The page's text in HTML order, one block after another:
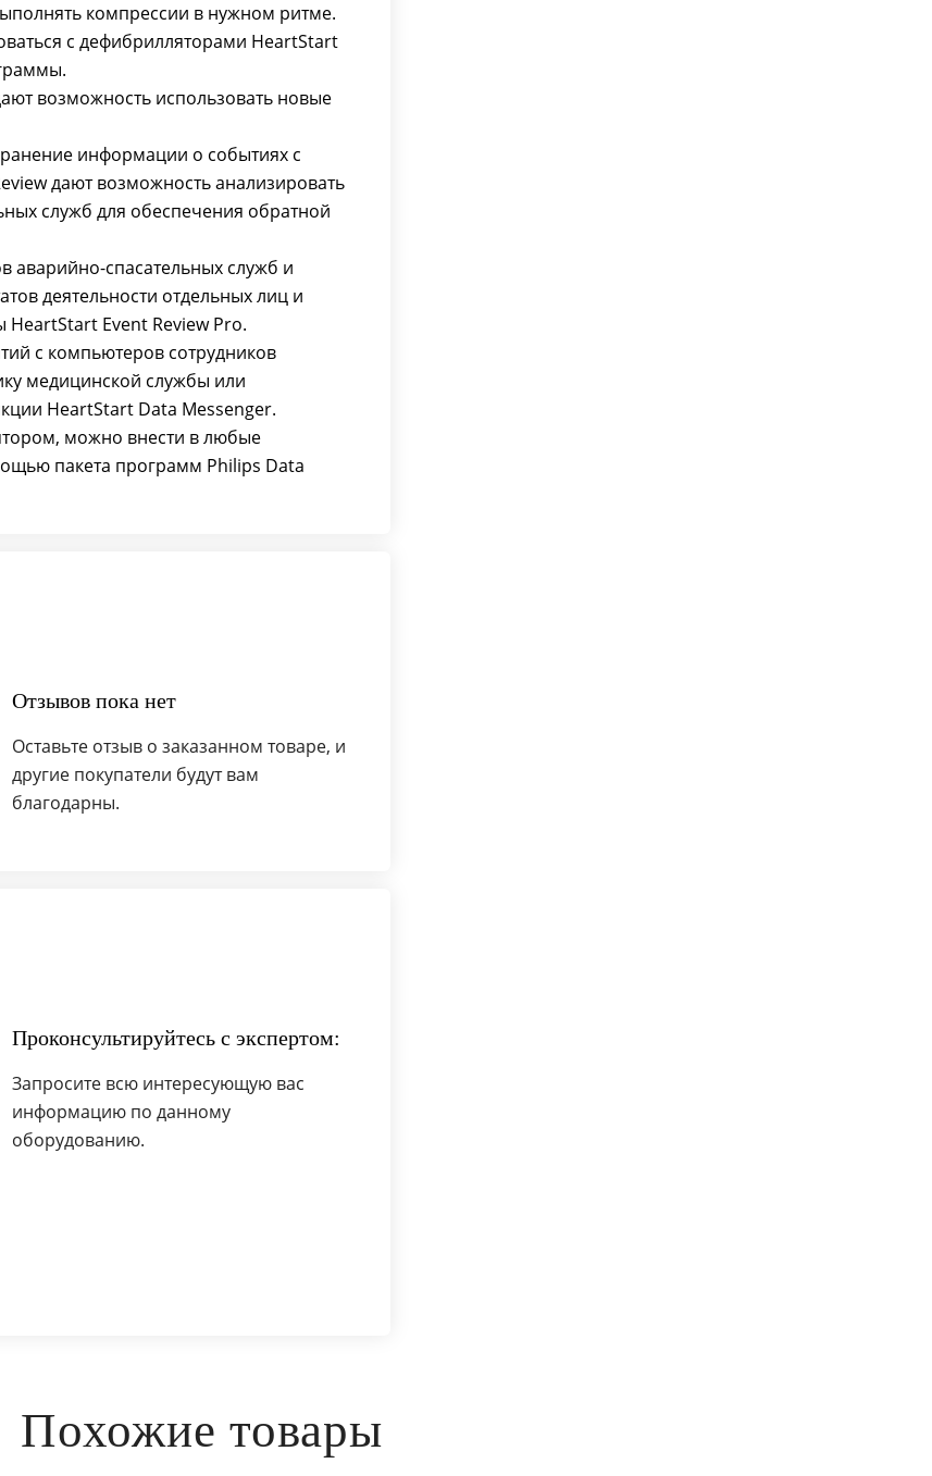
компрессии в нужном ритме.
с дефибрилляторами HeartStart
возможность использовать новые
информации о событиях с
дают возможность анализировать
служб для обеспечения обратной
аварийно-спасательных служб и
деятельности отдельных лиц и
Event Review Pro.
с компьютеров сотрудников
медицинской службы или
HeartStart Data Messenger.
можно внести в любые
пакета программ Philips Data
Отзывов пока нет
Оставьте отзыв о заказанном товаре, и
другие покупатели будут вам
благодарны.
Проконсультируйтесь с экспертом:
Запросите всю интересующую вас
информацию по данному
оборудованию.
Похожие товары